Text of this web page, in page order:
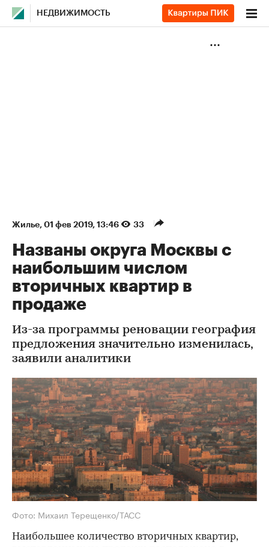
НЕДВИЖИМОСТЬ
Жилье⁠, 01 фев 2019, 13:46 33
Названы округа Москвы с
наибольшим числом
вторичных квартир в
продаже
Из-за программы реновации география
предложения значительно изменилась,
заявили аналитики
Фото: Михаил Терещенко/ТАСС
Наибольшее количество вторичных квартир,